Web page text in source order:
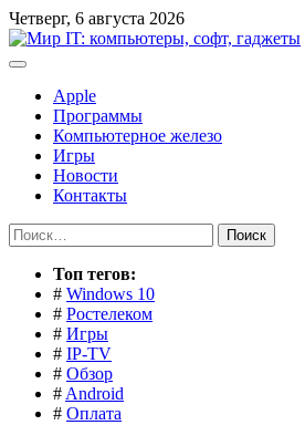
Перейти
к
содержимому
Четверг, 6 августа 2026
Apple
Программы
Компьютерное железо
Игры
Новости
Контакты
Найти:
Toп тегов:
# Windows 10
# Ростелеком
# Игры
# IP-TV
# Обзор
# Android
# Оплата